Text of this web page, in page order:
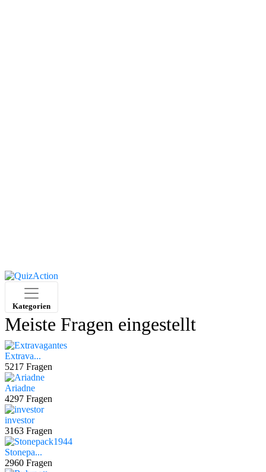
Kategorien
Meiste Fragen eingestellt
Extrava...
5217 Fragen
Ariadne
4297 Fragen
investor
3163 Fragen
Stonepa...
2960 Fragen